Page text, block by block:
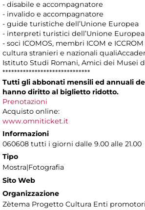
- disabile e accompagnatore
- invalido e accompagnatore
- guide turistiche dell’Unione Europea
- interpreti turistici dell’Unione Europea
- soci ICOMOS, membri ICOM e
cultura stranieri e nazionali
Istituto Studi Romani, Amici dei Musei
******************************
Tutti gli abbonati mensili ed annuali
hanno diritto al biglietto ridotto.
Prenotazioni
Acquisto online:
www.omniticket.it
Informazioni
060608 tutti i giorni dalle 9.00 alle 21.00
Tipo
Mostra|Fotografia
Sito Web
Organizzazione
Zètema Progetto Cultura Enti